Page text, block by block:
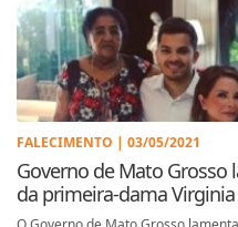
FALECIMENTO | 03/05/2021
Governo de Mato
da primeira-dama